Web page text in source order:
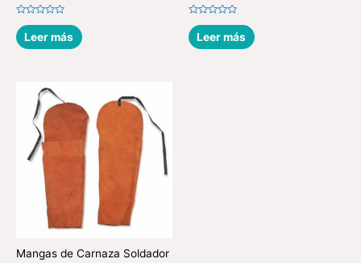
Valorado
en
0
de
Leer más
Valorado
en
0
de
Leer más
Mangas de Carnaza Soldador